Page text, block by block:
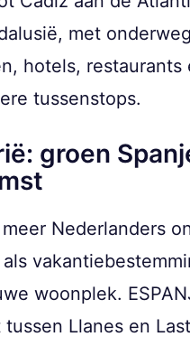
met
hotels, restaurants
tussenstops.
groen
Nederlanders
woonplek.
Llanes en